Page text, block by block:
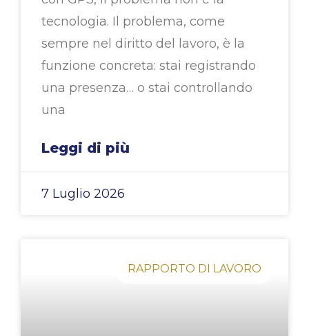
tecnologia. Il problema, come
sempre nel diritto del lavoro, è la
funzione concreta: stai registrando
una presenza… o stai controllando
una
Leggi di più
7 Luglio 2026
RAPPORTO DI LAVORO